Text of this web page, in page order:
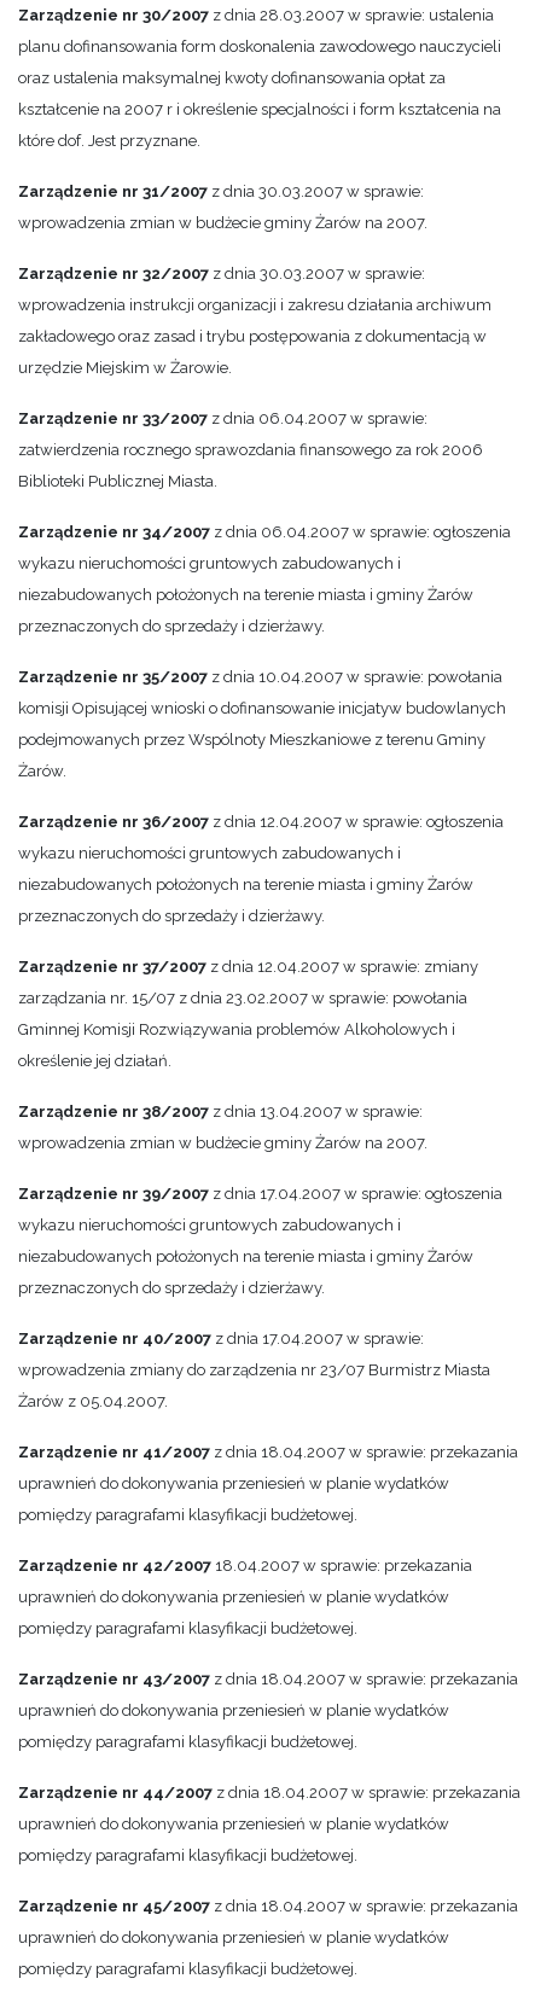
Zarządzenie nr 30/2007 z dnia 28.03.2007 w sprawie: ustalenia
planu dofinansowania form doskonalenia zawodowego nauczycieli
oraz ustalenia maksymalnej kwoty dofinansowania opłat za
kształcenie na 2007 r i określenie specjalności i form kształcenia na
które dof. Jest przyznane.
Zarządzenie nr 31/2007 z dnia 30.03.2007 w sprawie:
wprowadzenia zmian w budżecie gminy Żarów na 2007.
Zarządzenie nr 32/2007 z dnia 30.03.2007 w sprawie:
wprowadzenia instrukcji organizacji i zakresu działania archiwum
zakładowego oraz zasad i trybu postępowania z dokumentacją w
urzędzie Miejskim w Żarowie.
Zarządzenie nr 33/2007 z dnia 06.04.2007 w sprawie:
zatwierdzenia rocznego sprawozdania finansowego za rok 2006
Biblioteki Publicznej Miasta.
Zarządzenie nr 34/2007 z dnia 06.04.2007 w sprawie: ogłoszenia
wykazu nieruchomości gruntowych zabudowanych i
niezabudowanych położonych na terenie miasta i gminy Żarów
przeznaczonych do sprzedaży i dzierżawy.
Zarządzenie nr 35/2007 z dnia 10.04.2007 w sprawie: powołania
komisji Opisującej wnioski o dofinansowanie inicjatyw budowlanych
podejmowanych przez Wspólnoty Mieszkaniowe z terenu Gminy
Żarów.
Zarządzenie nr 36/2007 z dnia 12.04.2007 w sprawie: ogłoszenia
wykazu nieruchomości gruntowych zabudowanych i
niezabudowanych położonych na terenie miasta i gminy Żarów
przeznaczonych do sprzedaży i dzierżawy.
Zarządzenie nr 37/2007 z dnia 12.04.2007 w sprawie: zmiany
zarządzania nr. 15/07 z dnia 23.02.2007 w sprawie: powołania
Gminnej Komisji Rozwiązywania problemów Alkoholowych i
określenie jej działań.
Zarządzenie nr 38/2007 z dnia 13.04.2007 w sprawie:
wprowadzenia zmian w budżecie gminy Żarów na 2007.
Zarządzenie nr 39/2007 z dnia 17.04.2007 w sprawie: ogłoszenia
wykazu nieruchomości gruntowych zabudowanych i
niezabudowanych położonych na terenie miasta i gminy Żarów
przeznaczonych do sprzedaży i dzierżawy.
Zarządzenie nr 40/2007 z dnia 17.04.2007 w sprawie:
wprowadzenia zmiany do zarządzenia nr 23/07 Burmistrz Miasta
Żarów z 05.04.2007.
Zarządzenie nr 41/2007 z dnia 18.04.2007 w sprawie: przekazania
uprawnień do dokonywania przeniesień w planie wydatków
pomiędzy paragrafami klasyfikacji budżetowej.
Zarządzenie nr 42/2007 18.04.2007 w sprawie: przekazania
uprawnień do dokonywania przeniesień w planie wydatków
pomiędzy paragrafami klasyfikacji budżetowej.
Zarządzenie nr 43/2007 z dnia 18.04.2007 w sprawie: przekazania
uprawnień do dokonywania przeniesień w planie wydatków
pomiędzy paragrafami klasyfikacji budżetowej.
Zarządzenie nr 44/2007 z dnia 18.04.2007 w sprawie: przekazania
uprawnień do dokonywania przeniesień w planie wydatków
pomiędzy paragrafami klasyfikacji budżetowej.
Zarządzenie nr 45/2007 z dnia 18.04.2007 w sprawie: przekazania
uprawnień do dokonywania przeniesień w planie wydatków
pomiędzy paragrafami klasyfikacji budżetowej.